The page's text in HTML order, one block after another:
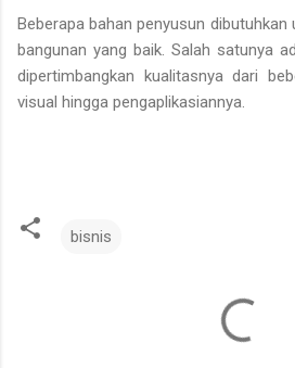
Beberapa bahan penyusun
bangunan yang baik. Salah satunya
dipertimbangkan kualitasnya dari
visual hingga pengaplikasiannya.
bisnis